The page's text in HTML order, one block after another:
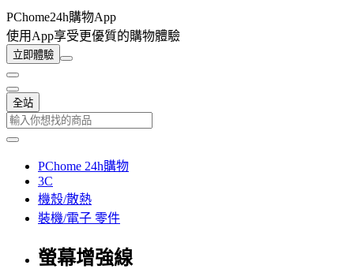
PChome24h購物App
使用App享受更優質的購物體驗
立即體驗
全站
PChome 24h購物
3C
機殼/散熱
裝機/電子 零件
螢幕增強線